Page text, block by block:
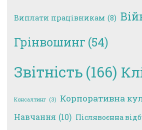
Виплати працівникам (8)
Грінвошинг (54)
Звітність (166)
Консалтинг (3) Корпоративна
Навчання (10) Післявоєнна